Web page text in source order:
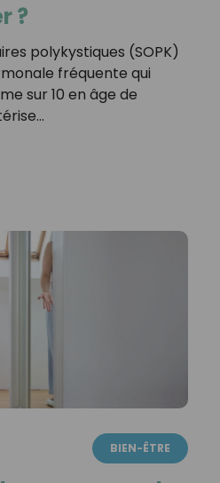
?
polykystiques (SOPK)
fréquente qui
sur 10 en âge de
BIEN-ÊTRE